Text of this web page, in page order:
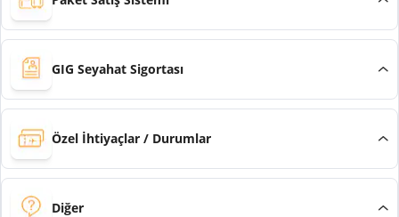
GIG Seyahat Sigortası
Özel İhtiyaçlar / Durumlar
Diğer